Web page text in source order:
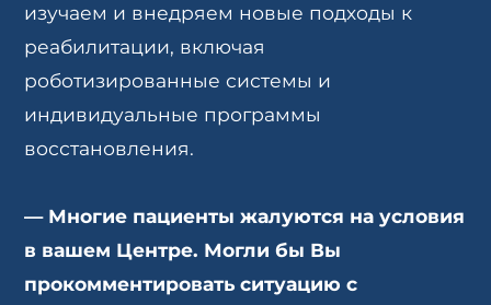
изучаем и внедряем новые подходы к
реабилитации, включая
роботизированные системы и
индивидуальные программы
восстановления.
— Многие пациенты жалуются на условия
в вашем Центре. Могли бы Вы
прокомментировать ситуацию с